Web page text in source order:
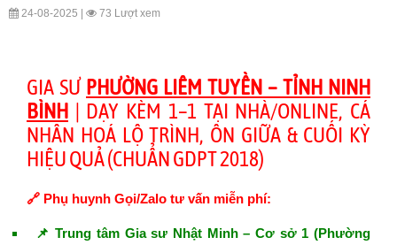
24-08-2025 | 73 Lượt xem
GIA SƯ PHƯỜNG LIÊM TUYỀN – TỈNH NINH
BÌNH | DẠY KÈM 1–1 TẠI NHÀ/ONLINE, CÁ
NHÂN HOÁ LỘ TRÌNH, ÔN GIỮA & CUỐI KỲ
HIỆU QUẢ (CHUẨN GDPT 2018)
🔗 Phụ huynh Gọi/Zalo tư vấn miễn phí:
📌 Trung tâm Gia sư Nhật Minh – Cơ sở 1 (Phường